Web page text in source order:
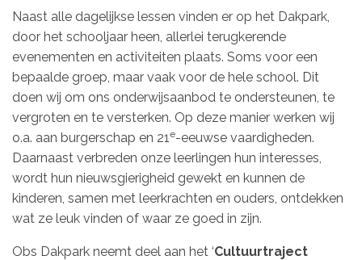
Naast alle dagelijkse lessen vinden er op het Dakpark,
door het schooljaar heen, allerlei terugkerende
evenementen en activiteiten plaats. Soms voor een
bepaalde groep, maar vaak voor de hele school. Dit
doen wij om ons onderwijsaanbod te ondersteunen, te
vergroten en te versterken. Op deze manier werken wij
o.a. aan burgerschap en 21e-eeuwse vaardigheden.
Daarnaast verbreden onze leerlingen hun interesses,
wordt hun nieuwsgierigheid gewekt en kunnen de
kinderen, samen met leerkrachten en ouders, ontdekken
wat ze leuk vinden of waar ze goed in zijn.
Obs Dakpark neemt deel aan het ‘Cultuurtraject